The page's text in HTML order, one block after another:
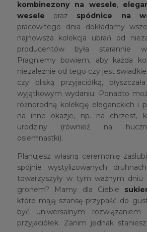
kombinezony na wesele,
wesele oraz spódnice na
pracowitego dnia dokładamy
najnowsza kolekcja ubrań od
producentów była starannie
Pragniemy bowiem, aby każda
niezależnie od tego czy jest
czy bliską przyjaciółką,
wyjątkowym wydaniu. Ponadto
różnorodną kolekcję eleganckich i
na inne okazje, np. na chrzest,
urodziny (również na
osiemnastki).
Planujesz własną ceremonię
spójnie wystylizowanych
towarzyszyły w tym ważnym dniu
gronem? Mamy dla Ciebie
które mają szansę przypaść do
być uniwersalnym
przyjaciółek. Zanim jednak